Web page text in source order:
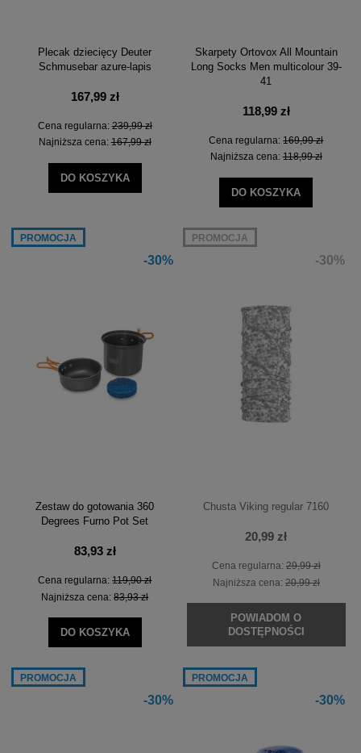
Plecak dziecięcy Deuter
Schmusebar azure-lapis
167,99 zł
Cena regularna:239,99 zł
Najniższa cena:167,99 zł
DO KOSZYKA
Skarpety Ortovox All Mountain
Long Socks Men multicolour 39-
41
118,99 zł
Cena regularna:169,99 zł
Najniższa cena:118,99 zł
DO KOSZYKA
-30%
Zestaw do gotowania 360
Degrees Furno Pot Set
83,93 zł
Cena regularna:119,90 zł
Najniższa cena:83,93 zł
DO KOSZYKA
PROMOCJA
-30%
Chusta Viking regular 7160
20,99 zł
Cena regularna: 29,99 zł
Najniższa cena: 20,99 zł
POWIADOM O
DOSTĘPNOŚCI
PROMOCJA
-30%
PROMOCJA
-30%
PROMOCJA